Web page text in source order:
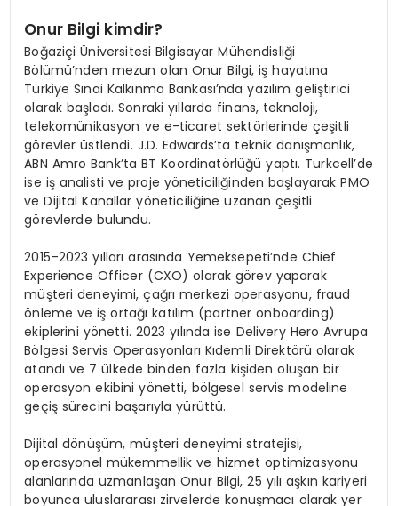
Onur Bilgi kimdir?
Boğaziçi Üniversitesi Bilgisayar Mühendisliği
Bölümü’nden mezun olan Onur Bilgi, iş hayatına
Türkiye Sınai Kalkınma Bankası’nda yazılım geliştirici
olarak başladı. Sonraki yıllarda finans, teknoloji,
telekomünikasyon ve e-ticaret sektörlerinde çeşitli
görevler üstlendi. J.D. Edwards’ta teknik danışmanlık,
ABN Amro Bank’ta BT Koordinatörlüğü yaptı. Turkcell’de
ise iş analisti ve proje yöneticiliğinden başlayarak PMO
ve Dijital Kanallar yöneticiliğine uzanan çeşitli
görevlerde bulundu.
2015–2023 yılları arasında Yemeksepeti’nde Chief
Experience Officer (CXO) olarak görev yaparak
müşteri deneyimi, çağrı merkezi operasyonu, fraud
önleme ve iş ortağı katılım (partner onboarding)
ekiplerini yönetti. 2023 yılında ise Delivery Hero Avrupa
Bölgesi Servis Operasyonları Kıdemli Direktörü olarak
atandı ve 7 ülkede binden fazla kişiden oluşan bir
operasyon ekibini yönetti, bölgesel servis modeline
geçiş sürecini başarıyla yürüttü.
Dijital dönüşüm, müşteri deneyimi stratejisi,
operasyonel mükemmellik ve hizmet optimizasyonu
alanlarında uzmanlaşan Onur Bilgi, 25 yılı aşkın kariyeri
boyunca uluslararası zirvelerde konuşmacı olarak yer